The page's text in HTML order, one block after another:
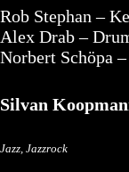
Rob Stephan –
Alex Drab –
Norbert Schöpa –
Silvan
Jazz, Jazzrock